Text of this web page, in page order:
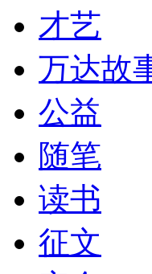
才艺
万达故
公益
随笔
读书
征文